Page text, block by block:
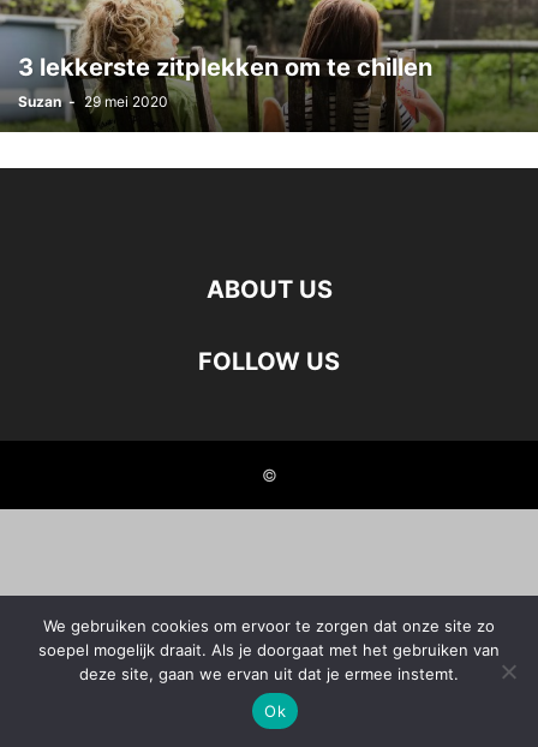
3 lekkerste zitplekken om te chillen
Suzan - 29 mei 2020
ABOUT US
FOLLOW US
©
We gebruiken cookies om ervoor te zorgen dat onze site zo
soepel mogelijk draait. Als je doorgaat met het gebruiken van
deze site, gaan we ervan uit dat je ermee instemt.
Ok